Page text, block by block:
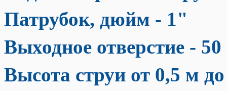
Патрубок, дюйм - 1"
Выходное отверстие -
Высота струи от 0,5 м